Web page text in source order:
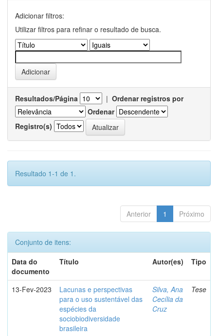
Adicionar filtros:
Utilizar filtros para refinar o resultado de busca.
Resultados/Página | Ordenar registros por
Ordenar
Registro(s)
Resultado 1-1 de 1.
Anterior 1 Próximo
Conjunto de itens:
Data do
documento
Título Autor(es) Tipo
13-Fev-2023
Lacunas e perspectivas
para o uso sustentável das
espécies da
sociobiodiversidade
brasileira
Silva, Ana
Cecília da
Cruz
Tese